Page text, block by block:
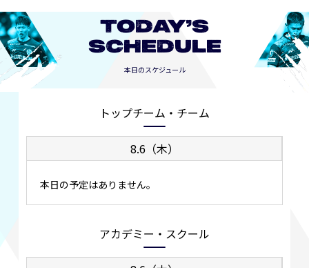
TODAY’S
SCHEDULE
本日のスケジュール
トップチーム・チーム
8.6（木）
本日の予定はありません。
アカデミー・スクール